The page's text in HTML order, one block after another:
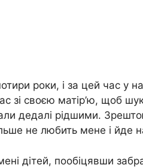
роки, і за цей час у
зі своєю матір’ю, щоб
дедалі рідшими.
не любить мене і йде
дітей, пообіцявши